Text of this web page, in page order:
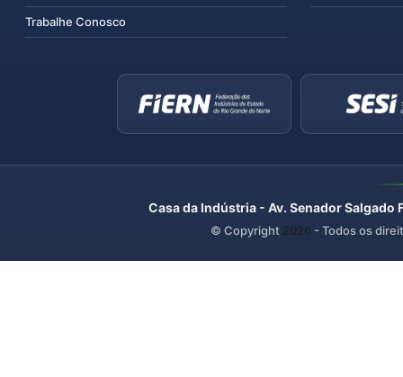
Trabalhe Conosco
Casa da Indústria - Av. Senador
© Copyright 2026 - Todos os